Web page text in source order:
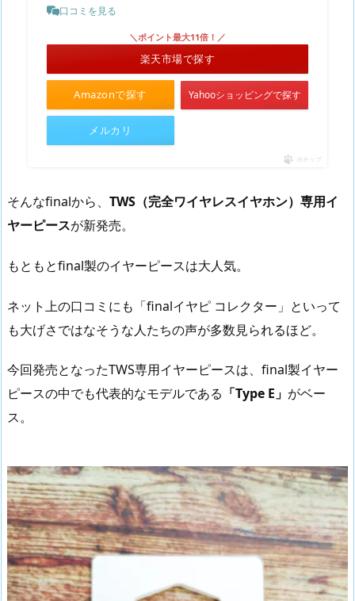
口コミを見る
Amazonで探す
＼ポイント最大11倍！／
楽天市場で探す
Yahooショッピングで探す
メルカリ
ポチップ
そんなfinalから、 TWS（完全ワイヤレスイヤホン）専用イ
ヤーピースが新発売。
もともとfinal製のイヤーピースは大人気。
ネット上の口コミにも「finalイヤピ コレクター」といって
も大げさではなそうな人たちの声が多数見られるほど。
今回発売となったTWS専用イヤーピースは、final製イヤー
ピースの中でも代表的なモデルである 「Type E」 がベー
ス。